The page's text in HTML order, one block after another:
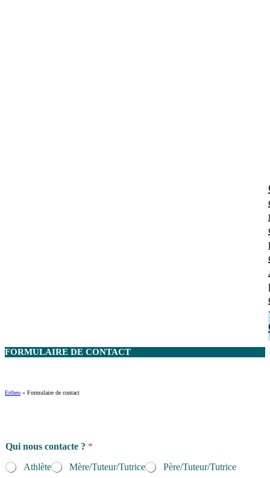
FORMULAIRE DE CONTACT
Ertheo » Formulaire de contact
Qui nous contacte ? *
Athlète
Mère/Tuteur/Tutrice Père/Tuteur/Tutrice